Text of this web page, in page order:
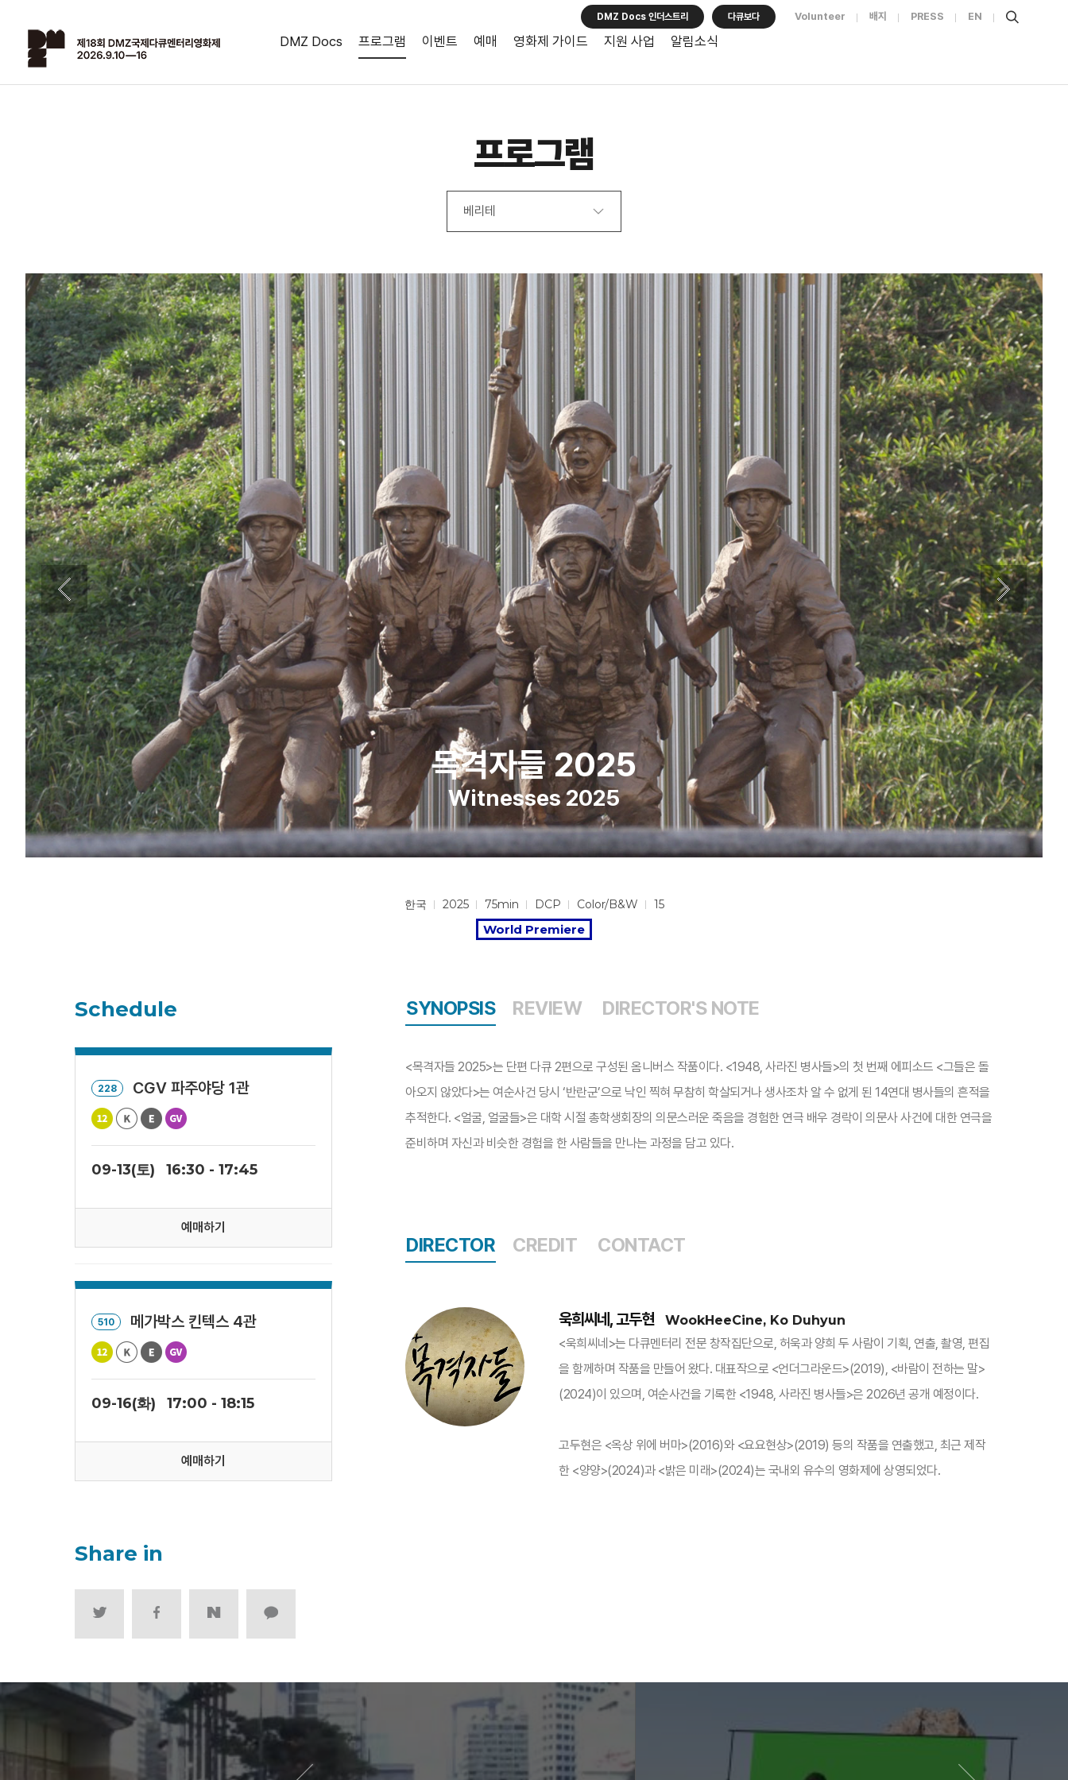
DMZ Docs 프로그램 이벤트 예매 영화제 가이드 지원 사업 알림소식
DMZ Docs 인더스트리 다큐보다 Volunteer 배지 PRESS EN
프로그램
베리테
목격자들 2025
Witnesses 2025
한국 2025 75min DCP Color/B&W 15
World Premiere
SYNOPSIS REVIEW DIRECTOR'S NOTE
<목격자들 2025>는 단편 다큐 2편으로 구성된 옴니버스 작품이다. <1948, 사라진 병사들>의 첫 번째 에피소드 <그들은 돌
아오지 않았다>는 여순사건 당시 ‘반란군’으로 낙인 찍혀 무참히 학살되거나 생사조차 알 수 없게 된 14연대 병사들의 흔적을
추적한다. <얼굴, 얼굴들>은 대학 시절 총학생회장의 의문스러운 죽음을 경험한 연극 배우 경락이 의문사 사건에 대한 연극을
준비하며 자신과 비슷한 경험을 한 사람들을 만나는 과정을 담고 있다.
DIRECTOR CREDIT CONTACT
욱희씨네, 고두현
WookHeeCine, Ko Duhyun
<욱희씨네>는 다큐멘터리 전문 창작집단으로, 허욱과 양희 두 사람이 기획, 연출, 촬영, 편집
을 함께하며 작품을 만들어 왔다. 대표작으로 <언더그라운드>(2019), <바람이 전하는 말>
(2024)이 있으며, 여순사건을 기록한 <1948, 사라진 병사들>은 2026년 공개 예정이다.
고두현은 <옥상 위에 버마>(2016)와 <요요현상>(2019) 등의 작품을 연출했고, 최근 제작
한 <양양>(2024)과 <밝은 미래>(2024)는 국내외 유수의 영화제에 상영되었다.​
Schedule
228 CGV 파주야당 1관
09-13(토) 16:30 - 17:45
예매하기
510 메가박스 킨텍스 4관
09-16(화) 17:00 - 18:15
예매하기
Share in
이전 영화